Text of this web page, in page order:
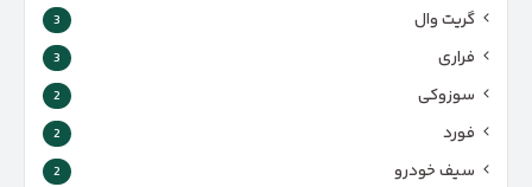
گریت وال 3
فراری 3
سوزوکی 2
فورد 2
سیف خودرو 2